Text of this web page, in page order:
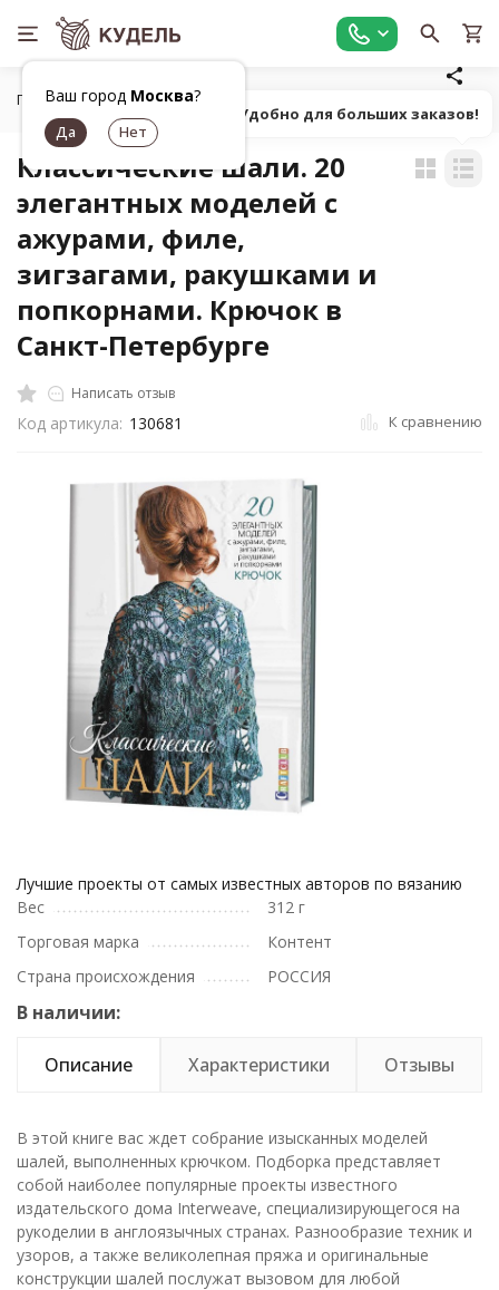
Ваш город Москва?
Главная Игрушки, книги, журналы, фильмы
Классические шали. 20
элегантных моделей с
ажурами, филе,
зигзагами, ракушками и
попкорнами. Крючок в
Санкт-Петербурге
Написать отзыв
Код артикула: 130681 К сравнению
Лучшие проекты от самых известных авторов по вязанию
Вес
312 г
Торговая марка
Контент
Страна происхождения
РОССИЯ
В наличии:
Описание Характеристики Отзывы
В этой книге вас ждет собрание изысканных моделей
шалей, выполненных крючком. Подборка представляет
собой наиболее популярные проекты известного
издательского дома Interweave, специализирующегося на
рукоделии в англоязычных странах. Разнообразие техник и
узоров, а также великолепная пряжа и оригинальные
конструкции шалей послужат вызовом для любой
Попробуй! Удобно для больших заказов!